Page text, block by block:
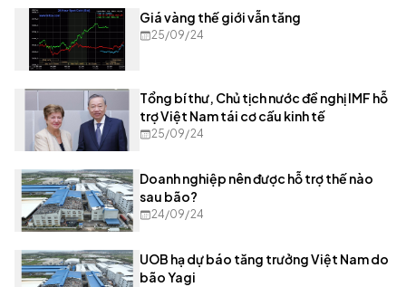
Giá vàng thế giới vẫn tăng
25/09/24
Tổng bí thư, Chủ tịch nước đề nghị IMF hỗ
trợ Việt Nam tái cơ cấu kinh tế
25/09/24
Doanh nghiệp nên được hỗ trợ thế nào
sau bão?
24/09/24
UOB hạ dự báo tăng trưởng Việt Nam do
bão Yagi